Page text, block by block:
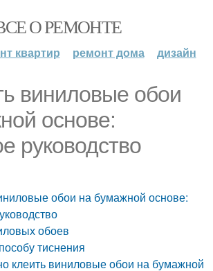
О РЕМОНТЕ
квартир ремонт дома дизайн
виниловые обои
основе:
руководство
обои на бумажной основе:
обоев
тиснения
клеить виниловые обои на бумажной